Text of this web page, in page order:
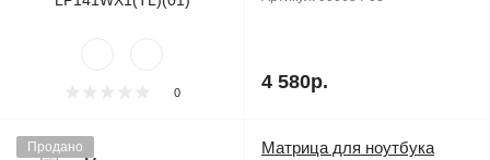
0 4 580р.
Продано
Матрица для ноутбука